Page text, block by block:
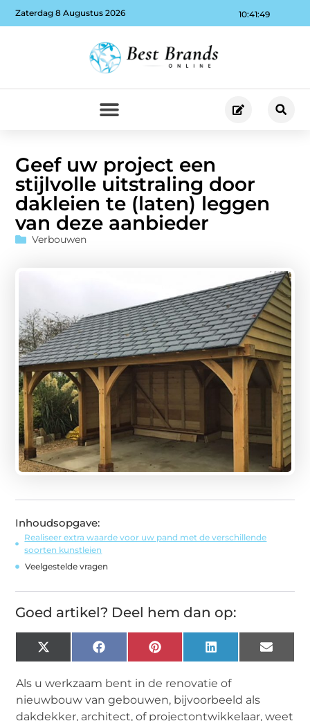
10:41:50
Zaterdag 8 Augustus 2026
Geef uw project een
stijlvolle uitstraling door
dakleien te (laten) leggen
van deze aanbieder
Verbouwen
Inhoudsopgave:
Realiseer extra waarde voor uw pand met de verschillende
soorten kunstleien
Veelgestelde vragen
Goed artikel? Deel hem dan op:
X
(Twitter)
FacebookPinterest LinkedIn Email
Als u werkzaam bent in de renovatie of
nieuwbouw van gebouwen, bijvoorbeeld als
dakdekker, architect, of projectontwikkelaar, weet